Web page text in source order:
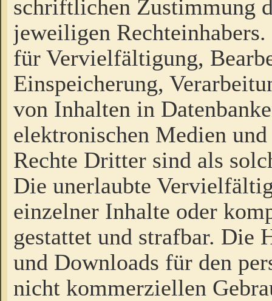
schriftlichen Zustimmung
jeweiligen
für Vervielfältigung,
Einspeicherung,
von Inhalten in
elektronischen Medien
Rechte Dritter sind als
Die unerlaubte
einzelner Inhalte oder
gestattet und strafbar. Die
und Downloads für den
nicht kommerziellen